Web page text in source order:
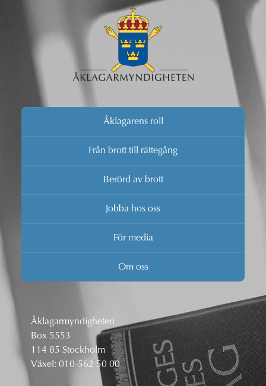
Åklagarens roll
Från brott till rättegång
Berörd av brott
Jobba hos oss
För media
Om oss
Åklagarmyndigheten
Box 5553
114 85 Stockholm
Växel: 010-562 50 00